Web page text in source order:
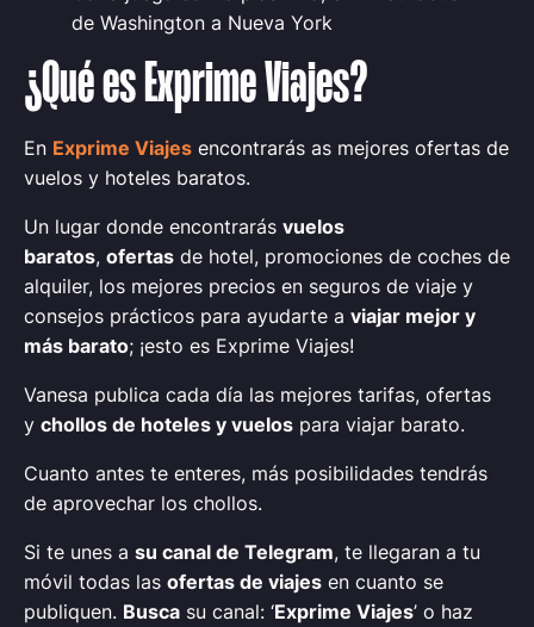
de Washington a Nueva York
¿Qué es Exprime Viajes?
En Exprime Viajes encontrarás as mejores ofertas de
vuelos y hoteles baratos.
Un lugar donde encontrarás vuelos
baratos, ofertas de hotel, promociones de coches de
alquiler, los mejores precios en seguros de viaje y
consejos prácticos para ayudarte a viajar mejor y
más barato; ¡esto es Exprime Viajes!
Vanesa publica cada día las mejores tarifas, ofertas
y chollos de hoteles y vuelos para viajar barato.
Cuanto antes te enteres, más posibilidades tendrás
de aprovechar los chollos.
Si te unes a su canal de Telegram, te llegaran a tu
móvil todas las ofertas de viajes en cuanto se
publiquen. Busca su canal: ‘Exprime Viajes’ o haz